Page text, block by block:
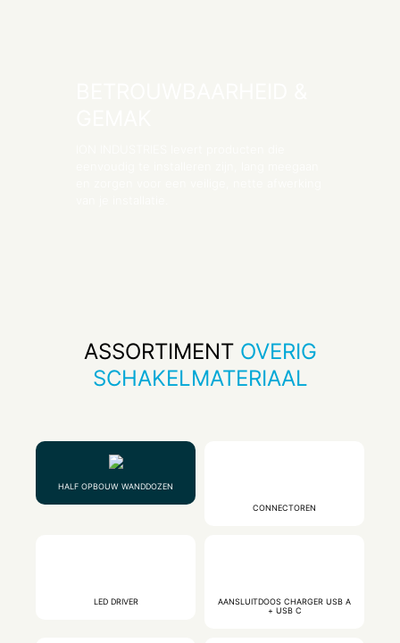
ASSORTIMENT OVERIG
SCHAKELMATERIAAL
HALF OPBOUW WANDDOZEN
CONNECTOREN
LED DRIVER
AANSLUITDOOS CHARGER USB A
+ USB C